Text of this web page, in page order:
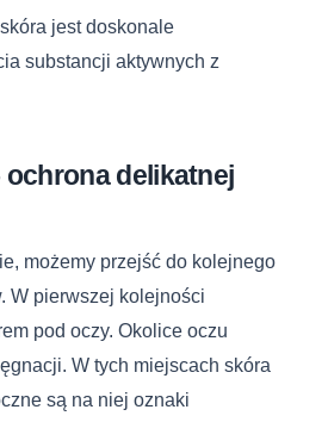
jest doskonale
substancji aktywnych z
delikatnej
możemy przejść do kolejnego
W pierwszej kolejności
pod oczy. Okolice oczu
W tych miejscach skóra
są na niej oznaki